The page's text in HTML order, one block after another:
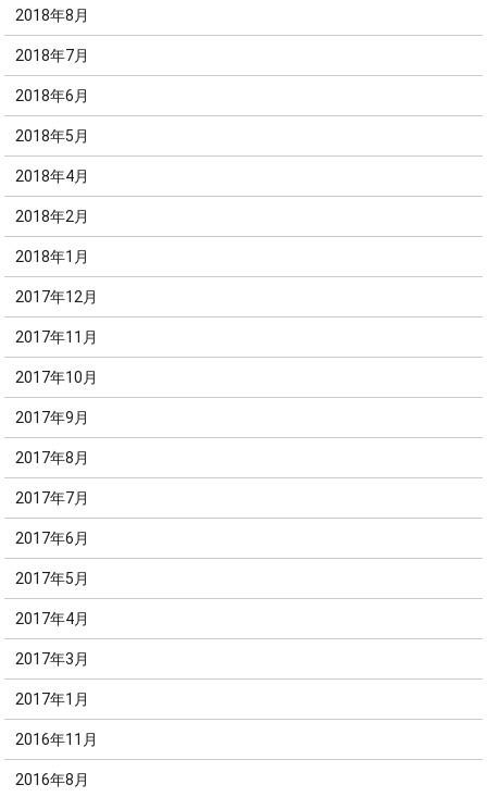
2018年8月
2018年7月
2018年6月
2018年5月
2018年4月
2018年2月
2018年1月
2017年12月
2017年11月
2017年10月
2017年9月
2017年8月
2017年7月
2017年6月
2017年5月
2017年4月
2017年3月
2017年1月
2016年11月
2016年8月